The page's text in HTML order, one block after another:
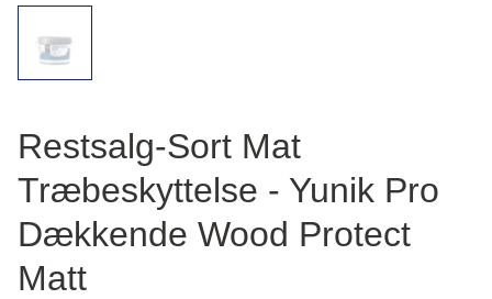
Restsalg-Sort Mat
Træbeskyttelse - Yunik Pro
Dækkende Wood Protect
Matt